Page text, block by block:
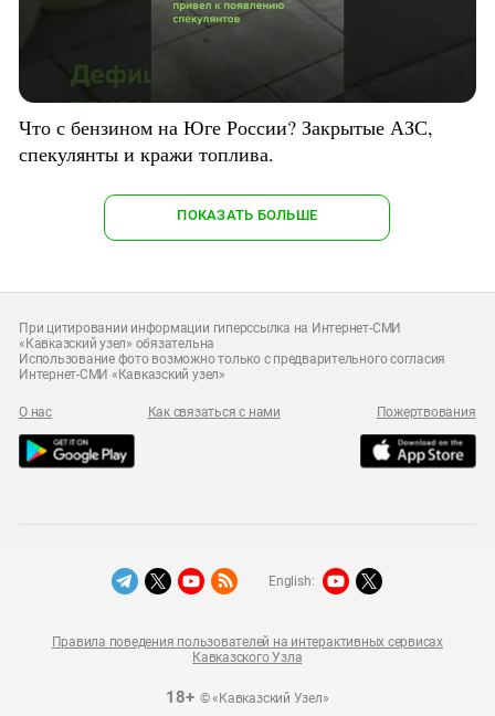
Что с бензином на Юге России? Закрытые АЗС,
спекулянты и кражи топлива.
ПОКАЗАТЬ БОЛЬШЕ
При цитировании информации гиперссылка на Интернет-СМИ
«Кавказский узел» обязательна
Использование фото возможно только с предварительного согласия
Интернет-СМИ «Кавказский узел»
О нас Как связаться с нами Пожертвования
18+© «Кавказский Узел»
Правила поведения пользователей на интерактивных сервисах
Кавказского Узла
English: